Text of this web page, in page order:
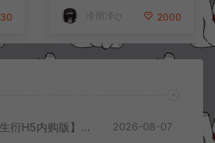
30
+详细搭建教程+视频教程
冷雨泽ღ 2000
三网H5游戏【九州长生衍H5内购版】8月最新整理Linux手工服务端+管理后台+GM授权后台+简易安卓客户端+详细搭建教程+视频教程 2026-08-07